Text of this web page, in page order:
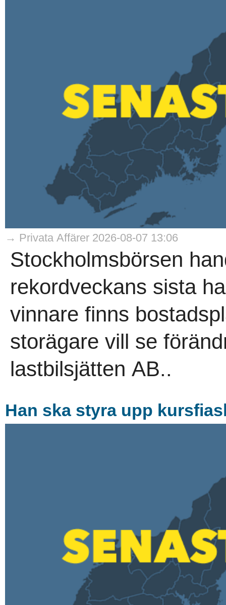
→ Privata Affärer 2026-08-07 13:06
Stockholmsbörsen
rekordveckans sista
vinnare finns
storägare vill se
lastbilsjätten AB..
Han ska styra upp